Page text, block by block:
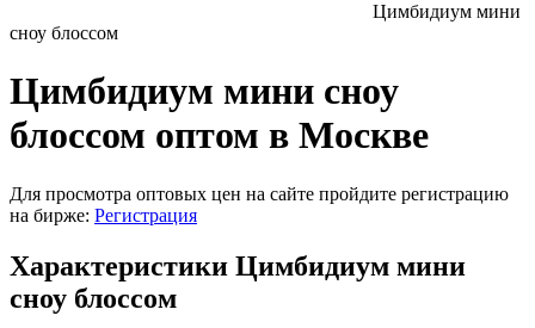
Цимбидиум мини
сноу блоссом
Цимбидиум мини сноу
блоссом оптом в Москве
Для просмотра оптовых цен на сайте пройдите регистрацию
на бирже: Регистрация
Характеристики Цимбидиум мини
сноу блоссом